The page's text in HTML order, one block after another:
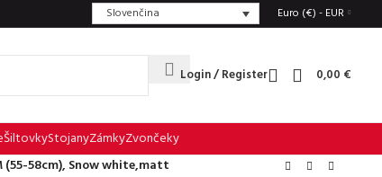
Slovenčina Euro (€) - EUR
Login / Register 0,00 €
ŠiltovkyStojanyZámkyZvončeky
(55-58cm), Snow white,matt